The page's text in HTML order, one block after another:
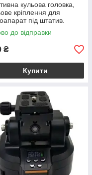
кульова головка,
кріплення для
під штатив.
до відправки
₴
Купити